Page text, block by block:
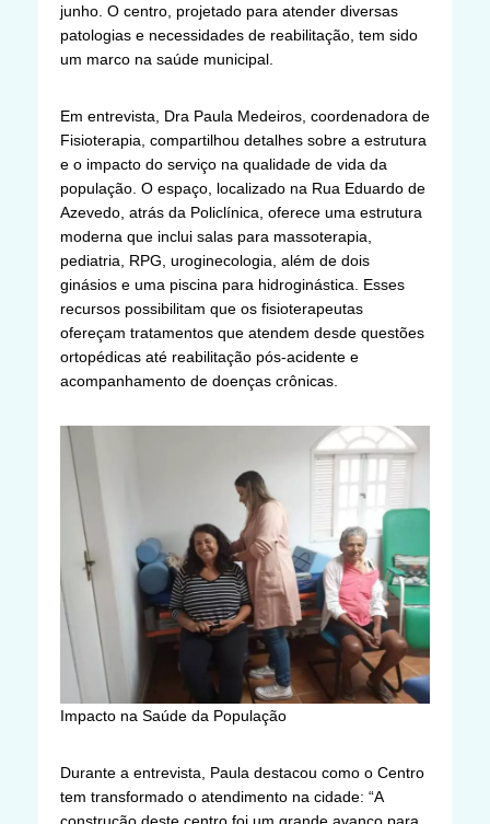
junho. O centro, projetado para atender diversas
patologias e necessidades de reabilitação, tem sido
um marco na saúde municipal.
Em entrevista, Dra Paula Medeiros, coordenadora de
Fisioterapia, compartilhou detalhes sobre a estrutura
e o impacto do serviço na qualidade de vida da
população. O espaço, localizado na Rua Eduardo de
Azevedo, atrás da Policlínica, oferece uma estrutura
moderna que inclui salas para massoterapia,
pediatria, RPG, uroginecologia, além de dois
ginásios e uma piscina para hidroginástica. Esses
recursos possibilitam que os fisioterapeutas
ofereçam tratamentos que atendem desde questões
ortopédicas até reabilitação pós-acidente e
acompanhamento de doenças crônicas.
Impacto na Saúde da População
Durante a entrevista, Paula destacou como o Centro
tem transformado o atendimento na cidade: “A